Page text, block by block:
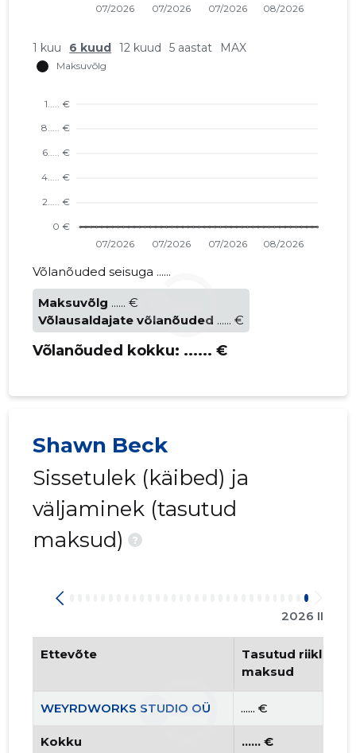
1 kuu 6 kuud 12 kuud 5 aastat MAX
Võlanõuded seisuga ......
Maksuvõlg ...... €
Võlausaldajate võlanõuded ...... €
Võlanõuded kokku: ...... €
Shawn Beck
Sissetulek (käibed) ja
väljaminek (tasutud
maksud)
?
2026 II
Ettevõte
Tasutud riiklikud
maksud
WEYRDWORKS STUDIO OÜ ...... €
Kokku ...... €